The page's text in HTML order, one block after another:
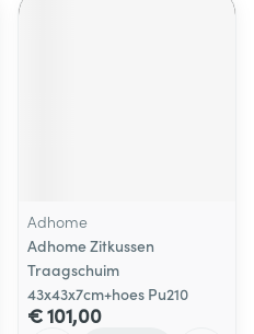
Adhome
Adhome Zitkussen
Traagschuim
43x43x7cm+hoes Pu210
€ 101,00